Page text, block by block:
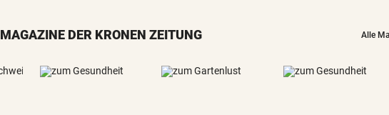
MAGAZINE DER KRONEN ZEITUNG Alle